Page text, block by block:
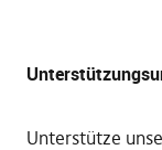
Unterstütze